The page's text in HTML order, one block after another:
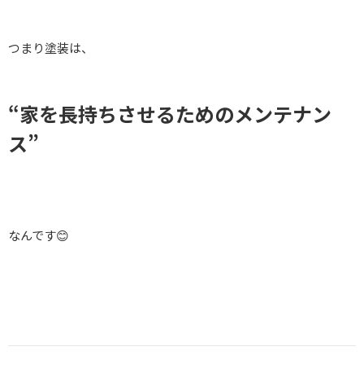
つまり塗装は、
“家を長持ちさせるためのメンテナン
ス”
なんです😊